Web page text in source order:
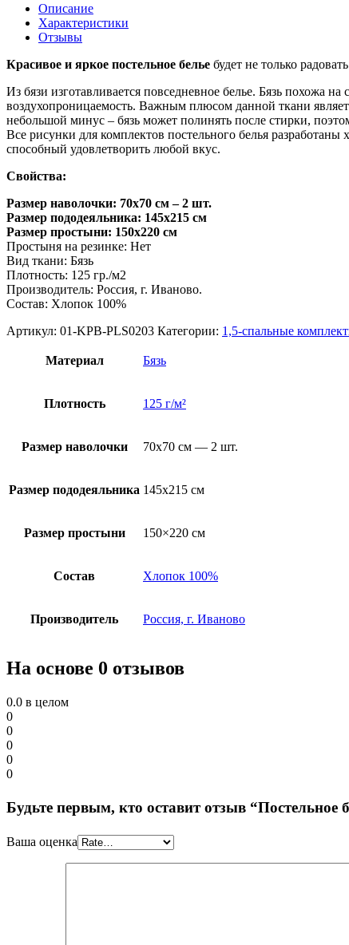
спальный
Количество
Описание
Характеристики
Отзывы
Красивое и яркое постельное белье будет не только
Из бязи изготавливается повседневное белье. Бязь похожа
воздухопроницаемость. Важным плюсом данной ткани
небольшой минус – бязь может полинять после стирки,
Все рисунки для комплектов постельного белья
способный удовлетворить любой вкус.
Свойства:
Размер наволочки: 70х70 см – 2 шт.
Размер пододеяльника: 145х215 см
Размер простыни: 150х220 см
Простыня на резинке: Нет
Вид ткани: Бязь
Плотность: 125 гр./м2
Производитель: Россия, г. Иваново.
Состав: Хлопок 100%
Артикул: 01-KPB-PLS0203 Категории: 1,5-спальные
Материал Бязь
Плотность 125 г/м²
Размер наволочки 70х70 см — 2 шт.
Размер пододеяльника 145х215 см
Размер простыни 150×220 см
Состав Хлопок 100%
Производитель Россия, г. Иваново
На основе 0 отзывов
0.0 в целом
0
0
0
0
0
Будьте первым, кто оставит отзыв “Постельное
Ваша оценка